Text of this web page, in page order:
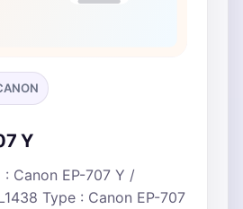
Y
: Canon EP-707 Y /
Type : Canon EP-707